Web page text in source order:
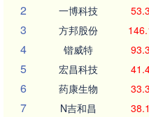
2 一博科技
3 方邦股份
4 锴威特
5 宏昌科技
6 药康生物
7 N吉和昌